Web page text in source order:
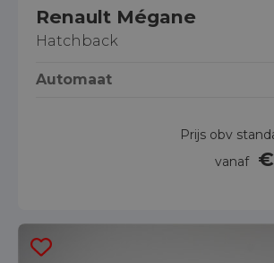
Renault Mégane
Hatchback
Automaat
Prijs obv
vanaf